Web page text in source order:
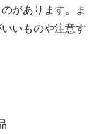
があります。ま
いものや注意す